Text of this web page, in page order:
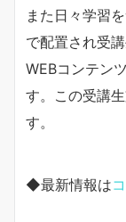
また日々学習
で配置され受
WEBコンテン
す。この受講
す。
◆最新情報は